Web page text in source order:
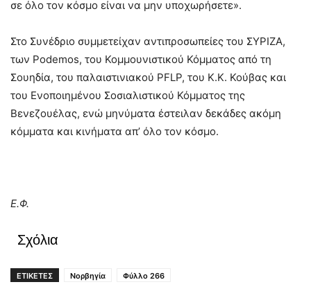
σε όλο τον κόσμο είναι να μην υποχωρήσετε».
Στο Συνέδριο συμμετείχαν αντιπροσωπείες του ΣΥΡΙΖΑ,
των Podemos, του Κομμουνιστικού Κόμματος από τη
Σουηδία, του παλαιστινιακού PFLP, του Κ.Κ. Κούβας και
του Ενοποιημένου Σοσιαλιστικού Κόμματος της
Βενεζουέλας, ενώ μηνύματα έστειλαν δεκάδες ακόμη
κόμματα και κινήματα απ’ όλο τον κόσμο.
Ε.Φ.
Σχόλια
ΕΤΙΚΕΤΕΣ Νορβηγία Φύλλο 266